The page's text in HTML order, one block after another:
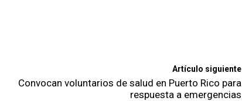
Artículo siguiente
Convocan voluntarios de salud en Puerto Rico para
respuesta a emergencias